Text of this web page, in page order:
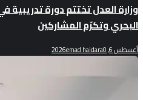
وزارة العدل تختتم دورة تدريبية
البحري وتكرّم المشاركين
أغسطس 6, 2026 emad haidara0